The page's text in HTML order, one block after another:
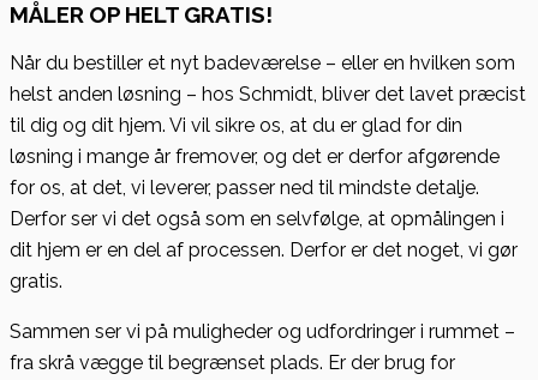
MÅLER OP HELT GRATIS!
Når du bestiller et nyt badeværelse – eller en hvilken som
helst anden løsning – hos Schmidt, bliver det lavet præcist
til dig og dit hjem. Vi vil sikre os, at du er glad for din
løsning i mange år fremover, og det er derfor afgørende
for os, at det, vi leverer, passer ned til mindste detalje.
Derfor ser vi det også som en selvfølge, at opmålingen i
dit hjem er en del af processen. Derfor er det noget, vi gør
gratis.
Sammen ser vi på muligheder og udfordringer i rummet –
fra skrå vægge til begrænset plads. Er der brug for